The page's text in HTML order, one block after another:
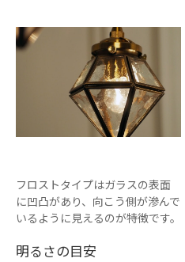
フロストタイプはガラスの表面
に凹凸があり、向こう側が滲んで
いるように見えるのが特徴です。
明るさの目安